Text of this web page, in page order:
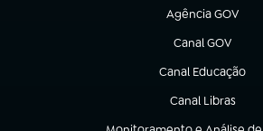
Agência GOV
(abre em nova aba)
Canal GOV
(abre em nova
Canal Educação
(abre em nova aba)
Canal Libras
(abre em nova